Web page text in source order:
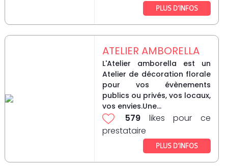
PLUS D’INFOS
ATELIER AMBORELLA
L'Atelier amborella est un
Atelier de décoration florale
pour vos évènements
publics ou privés, vos locaux,
vos envies.Une...
579 likes pour ce
prestataire
PLUS D’INFOS